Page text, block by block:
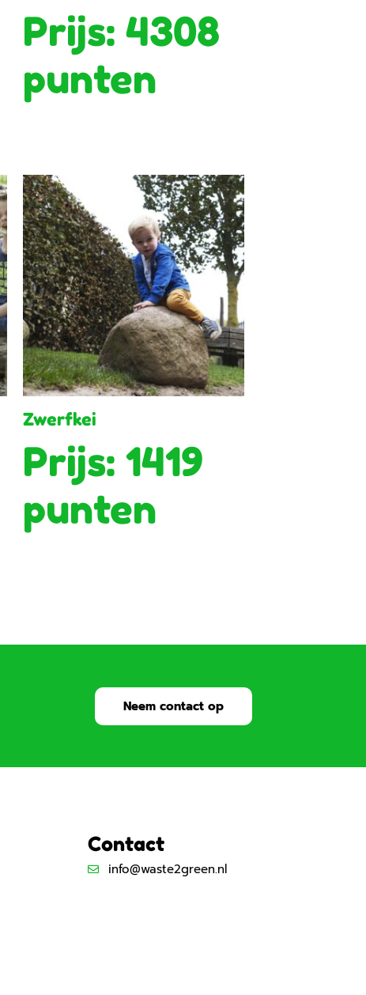
Prijs: 4308
punten
Zwerfkei
Prijs: 1419
punten
Neem contact op
Contact
info@waste2green.nl